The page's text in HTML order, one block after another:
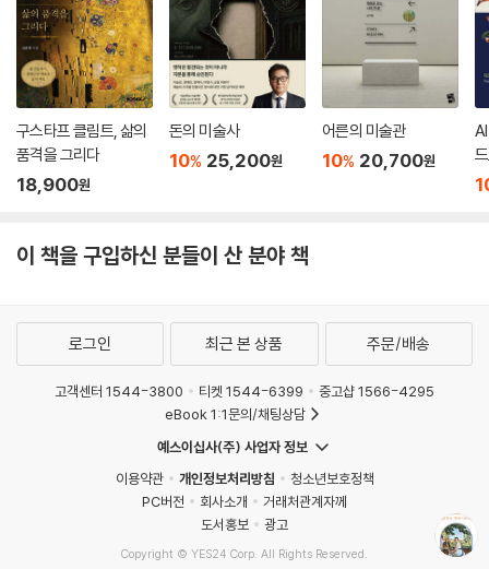
구스타프 클림트, 삶의
품격을 그리다
18,900원
돈의 미술사
10% 25,200원
어른의 미술관
10% 20,700원
이 책을 구입하신 분들이 산 분야 책
로그인 최근 본 상품 주문/배송
고객센터 1544-3800 티켓 1544-6399
중고샵 1566-4295
eBook 1:1문의/채팅상담
예스이십사(주) 사업자 정보
이용약관
개인정보처리방침
청소년보호정책
PC버전
회사소개
거래처관계자께
도서홍보
광고
Copyright © YES24 Corp. All Rights Reserved.